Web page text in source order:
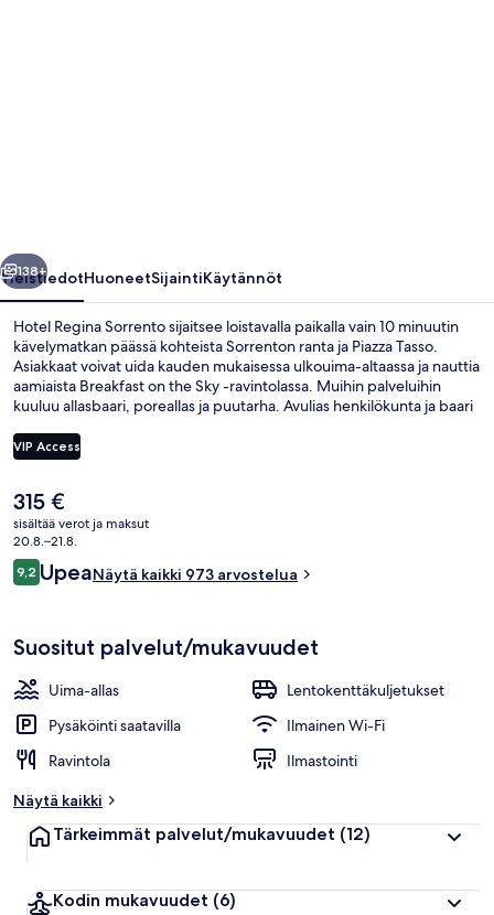
Seuraava
138+
YleistiedotHuoneetSijaintiKäytännöt
Hotel Regina Sorrento sijaitsee loistavalla paikalla vain 10 minuutin
kävelymatkan päässä kohteista Sorrenton ranta ja Piazza Tasso.
Asiakkaat voivat uida kauden mukaisessa ulkouima-altaassa ja nauttia
aamiaista Breakfast on the Sky -ravintolassa. Muihin palveluihin
kuuluu allasbaari, poreallas ja puutarha. Avulias henkilökunta ja baari
VIP Access
Nykyinen
hinta
on
315 €
315 €
sisältää verot ja maksut
20.8.–21.8.
Arvostelut
9,29,2 kautta 10.
UpeaNäytä kaikki 973 arvostelua
Suositut palvelut/mukavuudet
Uima-allas
Lentokenttäkuljetukset
Pysäköinti saatavilla
Ilmainen Wi-Fi
Ravintola
Ilmastointi
Näytä kaikki
Tärkeimmät palvelut/mukavuudet (12)
Kodin mukavuudet (6)